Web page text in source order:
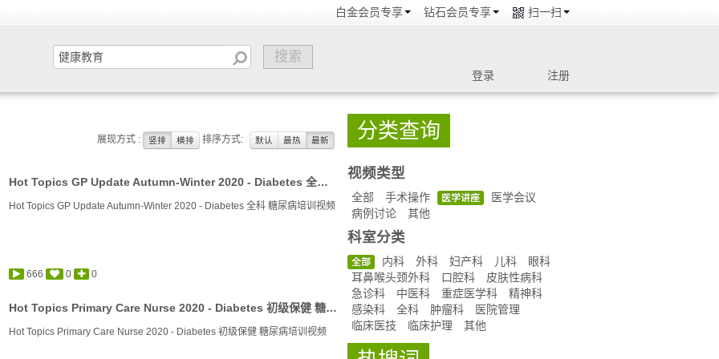
白金会员专享 钻石会员专享 扫一扫
登录 注册
展现方式 : 竖排 横排 排序方式: 默认 最热 最新
Hot Topics GP Update Autumn-Winter 2020 - Diabetes 全科 糖尿病培训视频
Hot Topics GP Update Autumn-Winter 2020 - Diabetes 全科 糖尿病培训视频
666 0 0
Hot Topics Primary Care Nurse 2020 - Diabetes 初级保健 糖尿病培训视频
Hot Topics Primary Care Nurse 2020 - Diabetes 初级保健 糖尿病培训视频
分类查询
视频类型
全部 手术操作 医学讲座
医学会议
病例讨论
其他
科室分类
全部 内科 外科 妇产科 儿科
眼科
耳鼻喉头颈外科
口腔科
皮肤性病科
急诊科
中医科 重症医学科
精神科
感染科
全科 肿瘤科
医院管理
临床医技
临床护理 其他